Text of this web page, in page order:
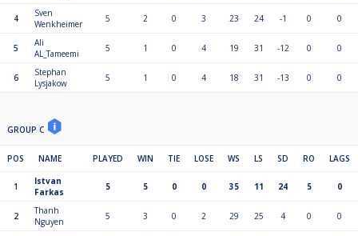
4
Sven
Wenkheimer
5 2 0 3 23 24 -1 0 0
5
Ali
AL_Tameemi
5 1 0 4 19 31 -12 0 0
6
Stephan
Lysjakow
5 1 0 4 18 31 -13 0 0
GROUP C
POS NAME PLAYED WIN TIE LOSE WS LS SD RO LAGS
1
Istvan
Farkas
5 5 0 0 35 11 24 5 0
2
Thanh
Nguyen
5 3 0 2 29 25 4 0 0